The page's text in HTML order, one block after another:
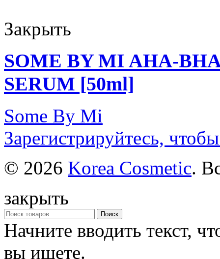
Закрыть
SOME BY MI AHA-
SERUM [50ml]
Some By Mi
Зарегистрируйтесь,
© 2026 Korea Cosmetic.
закрыть
Поиск
Начните вводить текст,
вы ищете.